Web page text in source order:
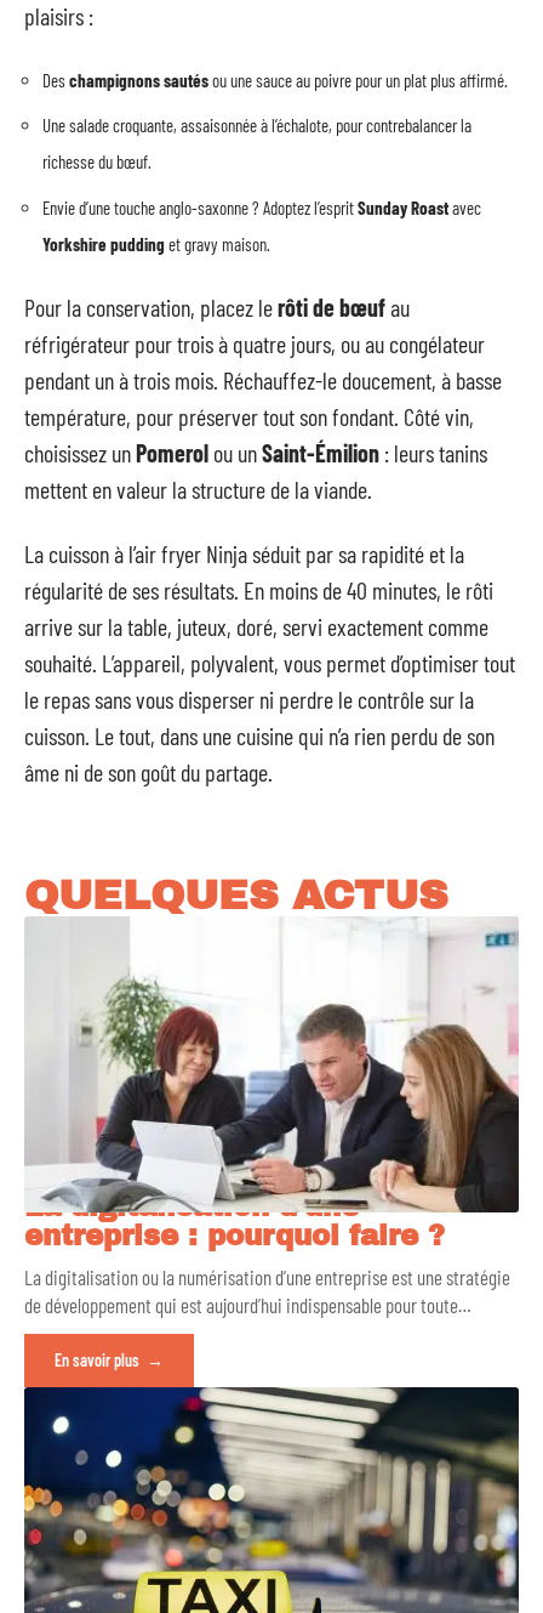
plaisirs :
Des champignons sautésou une sauce au poivre pour un plat plus affirmé.
Une salade croquante, assaisonnée à l’échalote, pour contrebalancer la
richesse du bœuf.
Envie d’une touche anglo-saxonne ? Adoptez l’espritSunday Roastavec
Yorkshire puddinget gravy maison.
Pour la conservation, placez lerôti de bœufau
réfrigérateur pour trois à quatre jours, ou au congélateur
pendant un à trois mois. Réchauffez-le doucement, à basse
température, pour préserver tout son fondant. Côté vin,
choisissez unPomerol ou unSaint-Émilion : leurs tanins
mettent en valeur la structure de la viande.
La cuisson à l’air fryer Ninja séduit par sa rapidité et la
régularité de ses résultats. En moins de 40 minutes, le rôti
arrive sur la table, juteux, doré, servi exactement comme
souhaité. L’appareil, polyvalent, vous permet d’optimiser tout
le repas sans vous disperser ni perdre le contrôle sur la
cuisson. Le tout, dans une cuisine qui n’a rien perdu de son
âme ni de son goût du partage.
QUELQUES ACTUS
La digitalisation d’une
entreprise : pourquoi faire ?
La digitalisation ou la numérisation d’une entreprise est une stratégie
de développement qui est aujourd’hui indispensable pour toute…
En savoir plus